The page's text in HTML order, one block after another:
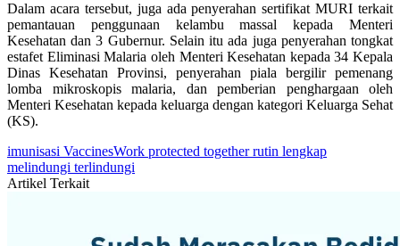
Dalam acara tersebut, juga ada penyerahan sertifikat MURI terkait
pemantauan penggunaan kelambu massal kepada Menteri
Kesehatan dan 3 Gubernur. Selain itu ada juga penyerahan tongkat
estafet Eliminasi Malaria oleh Menteri Kesehatan kepada 34 Kepala
Dinas Kesehatan Provinsi, penyerahan piala bergilir pemenang
lomba mikroskopis malaria, dan pemberian penghargaan oleh
Menteri Kesehatan kepada keluarga dengan kategori Keluarga Sehat
(KS).
imunisasi VaccinesWork protected togetherrutin lengkap
melindungi terlindungi
Artikel Terkait